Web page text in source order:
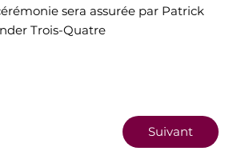
sera assurée par Patrick
Trois-Quatre
Suivant